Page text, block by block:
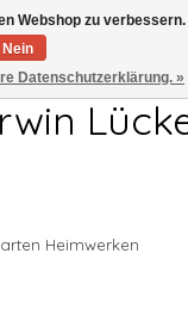
Heimwerken
Webshop zu verbessern.
Nein
Datenschutzerklärung. »